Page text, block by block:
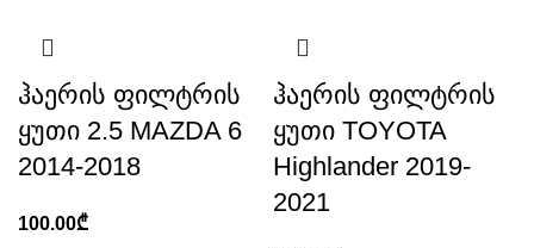
ჰაერის ფილტრის
ყუთი 2.5 MAZDA 6
2014-2018
100.00₾
ჰაერის ფილტრის
ყუთი TOYOTA
Highlander 2019-
2021